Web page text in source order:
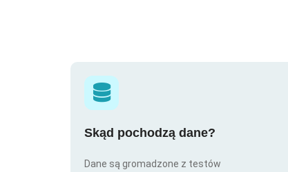
Skąd pochodzą dane?
Dane są gromadzone z testów